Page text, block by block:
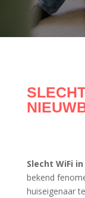
Slecht WiFi
bekend
huiseigenaar